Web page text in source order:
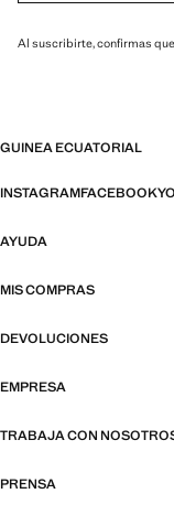
Al suscribirte, confirmas
GUINEA ECUATORIAL
INSTAGRAMFACEBOOK
AYUDA
MIS COMPRAS
DEVOLUCIONES
EMPRESA
TRABAJA CON
PRENSA